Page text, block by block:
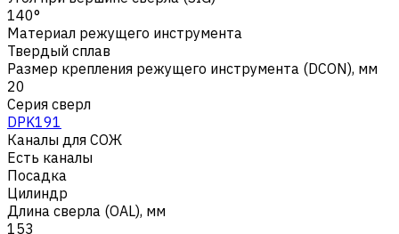
140°
Материал режущего инструмента
Твердый сплав
Размер крепления режущего инструмента (DCON), мм
20
Серия сверл
DPK191
Каналы для СОЖ
Есть каналы
Посадка
Цилиндр
Длина сверла (OAL), мм
153